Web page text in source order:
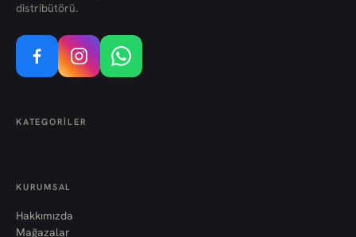
distribütörü.
KATEGORILER
KURUMSAL
Hakkımızda
Mağazalar